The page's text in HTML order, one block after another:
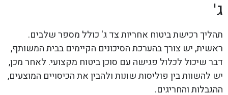
ג'
תהליך רכישת ביטוח אחריות צד ג' כולל מספר שלבים.
ראשית, יש צורך בהערכת הסיכונים הקיימים בבית המשותף,
דבר שיכול לכלול פגישה עם סוכן ביטוח מקצועי. לאחר מכן,
יש להשוות בין פוליסות שונות ולהבין את הכיסויים המוצעים,
ההגבלות והחריגים.